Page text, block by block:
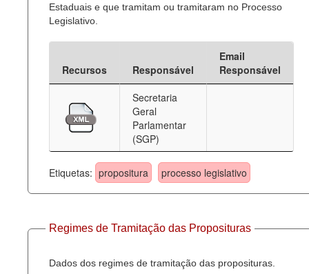
Estaduais e que tramitam ou tramitaram no Processo
Legislativo.
Recursos Responsável
Email
Responsável
Secretaria
Geral
Parlamentar
(SGP)
Etiquetas: propositura processo legislativo
Regimes de Tramitação das Proposituras
Dados dos regimes de tramitação das proposituras.